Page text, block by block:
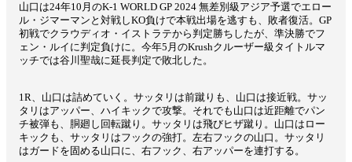
山口は24年10月のK-1 WORLD GP 2024 無差別級アジア予選でエロー
ル・ジマーマンと対戦しKO負けで本戦出場を逃すも、敗者復活。GP
初戦でクラウディオ・イストラテから判定勝ちしたが、準決勝でフ
ェン・ルイに判定負けに。今年5月のKrushクルーザー級タイトルマ
ッチでは谷川聖哉に延長判定で敗北した。
1R、山口は詰めていく。サッタリは前蹴りも、山口は接近戦。サッ
タリはアッパー、ハイキックで攻撃。それでも山口は近距離でパン
チ被弾も、胴廻し回転蹴り。サッタリは飛びヒザ蹴り。山口はロー
キックも、サッタリはフックの強打。左右フックの山口。サッタリ
はガードを固める山口に、右フック、右アッパーを連打する。